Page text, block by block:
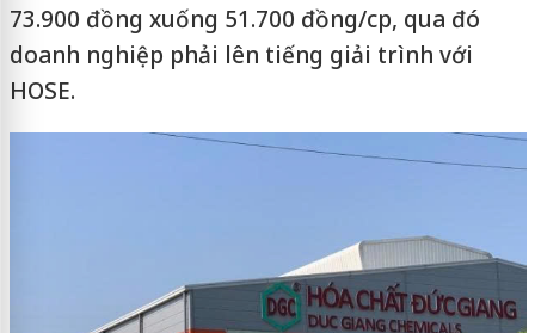
73.900 đồng xuống 51.700 đồng/cp, qua đó
doanh nghiệp phải lên tiếng giải trình với
HOSE.